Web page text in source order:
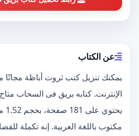
عن الكتاب
يمكنك تنزيل كتب ثروت أباظة
مكتوب باللغة العربية. إنه تكملة